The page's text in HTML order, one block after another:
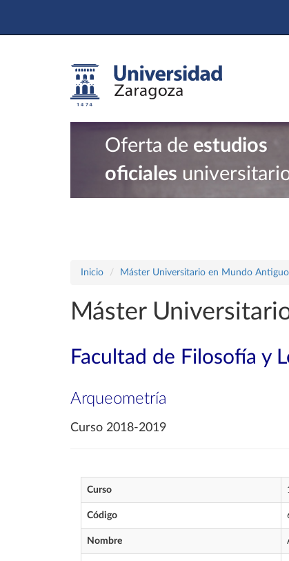
Oferta de estudios
oficiales
Inicio Máster Universitario en Mundo
Máster
Facultad de Filosofía y
Arqueometría
Curso 2018-2019
Curso
Código
Nombre